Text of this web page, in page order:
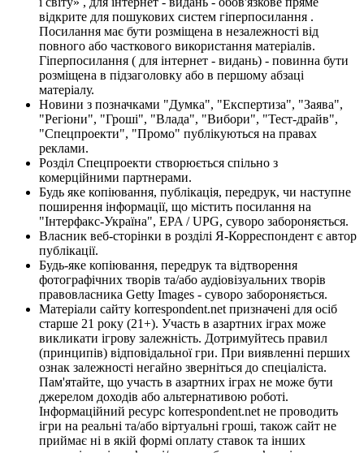
відкрите для пошукових систем гіперпосилання .
Посилання має бути розміщена в незалежності від
повного або часткового використання матеріалів.
Гіперпосилання ( для інтернет - видань) - повинна бути
розміщена в підзаголовку або в першому абзаці
матеріалу.
Новини з позначками "Думка", "Експертиза", "Заява",
"Регіони", "Гроші", "Влада", "Вибори", "Тест-драйв",
"Спецпроекти", "Промо" публікуються на правах
реклами.
Розділ Спецпроекти створюється спільно з
комерційними партнерами.
Будь яке копіювання, публікація, передрук, чи наступне
поширення інформації, що містить посилання на
"Інтерфакс-Україна", EPA / UPG, суворо забороняється.
Власник веб-сторінки в розділі Я-Корреспондент є автор
публікації.
Будь-яке копіювання, передрук та відтворення
фотографічних творів та/або аудіовізуальних творів
правовласника Getty Images - суворо забороняється.
Матеріали сайту korrespondent.net призначені для осіб
старше 21 року (21+). Участь в азартних іграх може
викликати ігрову залежність. Дотримуйтесь правил
(принципів) відповідальної гри. При виявленні перших
ознак залежності негайно зверніться до спеціаліста.
Пам'ятайте, що участь в азартних іграх не може бути
джерелом доходів або альтернативою роботі.
Інформаційний ресурс korrespondent.net не проводить
ігри на реальні та/або віртуальні гроші, також сайт не
приймає ні в якій формі оплату ставок та інших